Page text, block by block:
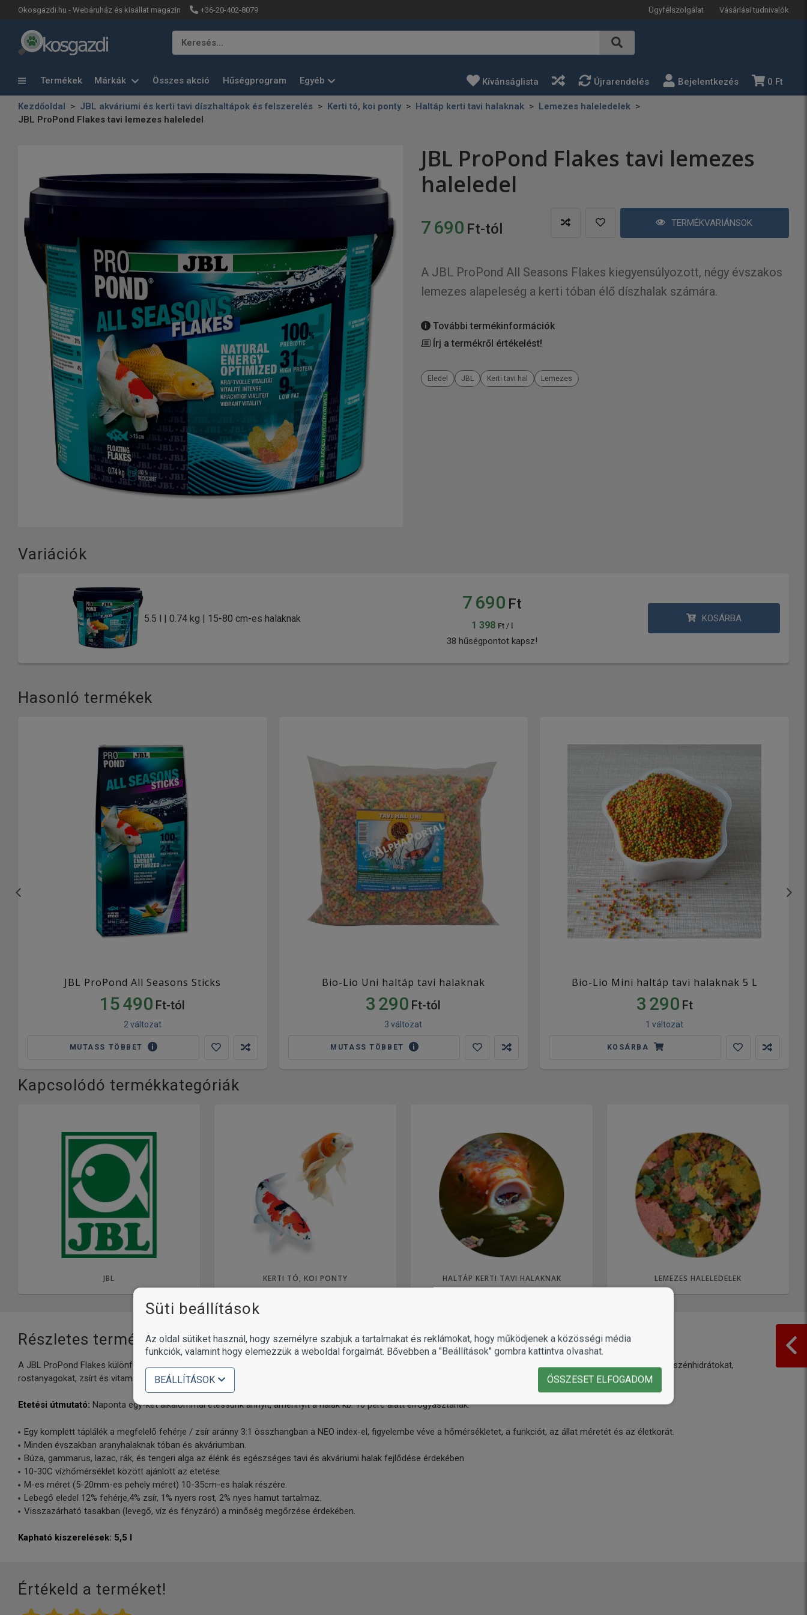
Okosgazdi.hu - Webáruház és kisállat magazin +36-20-402-8079 Ügyfélszolgálat Vásárlási tudnivalók
Keresés…
Termékek Márkák Összes akció Hűségprogram Egyéb Kívánságlista Újrarendelés Bejelentkezés 0 Ft
Kezdőoldal JBL akváriumi és kerti tavi díszhaltápok és felszerelés Kerti tó, koi ponty Haltáp kerti tavi halaknak
Lemezes haleledelek
JBL ProPond Flakes tavi lemezes haleledel
JBL ProPond Flakes tavi lemezes
haleledel
7 690 Ft-tól TERMÉKVARIÁNSOK
A JBL ProPond All Seasons Flakes kiegyensúlyozott, négy évszakos
lemezes alapeleség a kerti tóban élő díszhalak számára.
További termékinformációk
Írj a termékről értékelést!
Eledel JBL Kerti tavi hal Lemezes
Variációk
5.5 l | 0.74 kg | 15-80 cm-es halaknak
7 690 Ft
1 398 Ft / l
38 hűségpontot kapsz!
KOSÁRBA
Hasonló termékek
JBL ProPond All Seasons Sticks
15 490 Ft-tól
2 változat
MUTASS TÖBBET
Bio-Lio Uni haltáp tavi halaknak
3 290 Ft-tól
3 változat
MUTASS TÖBBET
Bio-Lio Mini haltáp tavi halaknak 5 L
3 290 Ft
1 változat
KOSÁRBA
Kapcsolódó termékkategóriák
JBL KERTI TÓ, KOI PONTY HALTÁP KERTI TAVI HALAKNAK LEMEZES HALELEDELEK
Részletes termékinformációk
A JBL ProPond Flakes különféle, könnyen emészthető lemezkékből áll, melyek fedezik a tó halainak tápanyagigényét. Kiegyensúlyozott arányban tartalmaz fehérjéket, szénhidrátokat,
rostanyagokat, zsírt és vitaminokat. Az úszó darabkákat bármely méretű hal szívesen fogyasztja.
Etetési útmutató: Naponta egy-két alkalommal etessünk annyit, amennyit a halak kb. 10 perc alatt elfogyasztanak.
Egy komplett táplálék a megfelelő fehérje / zsír aránny 3:1 összhangban a NEO index-el, figyelembe véve a hőmérsékletet, a funkciót, az állat méretét és az életkorát.
Minden évszakban aranyhalaknak tóban és akváriumban.
Búza, gammarus, lazac, rák, és tengeri alga az élénk és egészséges tavi és akváriumi halak fejlődése érdekében.
10-30C vízhőmérséklet között ajánlott az etetése.
M-es méret (5-20mm-es pehely méret) 10-35cm-es halak részére.
Lebegő eledel 12% fehérje,4% zsír, 1% nyers rost, 2% nyes hamut tartalmaz.
Visszazárható tasakban (levegő, víz és fényzáró) a minőség megőrzése érdekében.
Kapható kiszerelések: 5,5 l
Értékeld a terméket!
Süti beállítások
Az oldal sütiket használ, hogy személyre szabjuk a tartalmakat és reklámokat, hogy működjenek a közösségi média
funkciók, valamint hogy elemezzük a weboldal forgalmát. Bővebben a "Beállítások" gombra kattintva olvashat.
BEÁLLÍTÁSOK ÖSSZESET ELFOGADOM